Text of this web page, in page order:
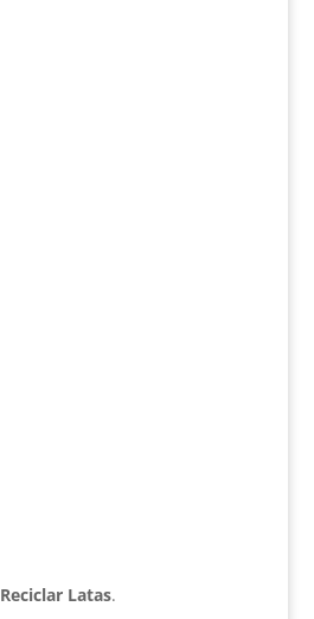
Reciclar Latas.